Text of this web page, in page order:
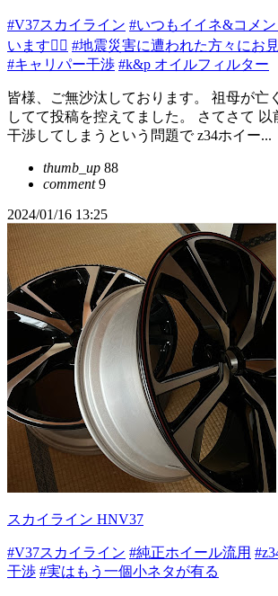
#V37スカイライン #いつもイイネ&コメ
います🙇‍♂️ #地震災害に遭われた方々にお
#キャリパー干渉 #k&p オイルフィルター
皆様、ご無沙汰しております。 祖母が亡
してて投稿を控えてました。 さてさて
干渉してしまうという問題で z34ホイー...
thumb_up 88
comment9
2024/01/16 13:25
スカイライン HNV37
#V37スカイライン #純正ホイール流用
干渉 #実はもう一個小ネタが有る